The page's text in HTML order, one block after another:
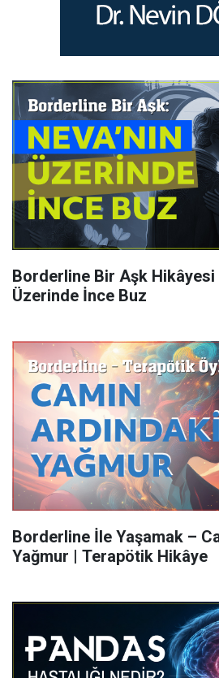
Borderline Bir Aşk Hikâyesi
Üzerinde İnce Buz
Borderline İle Yaşamak –
Yağmur | Terapötik Hikâye